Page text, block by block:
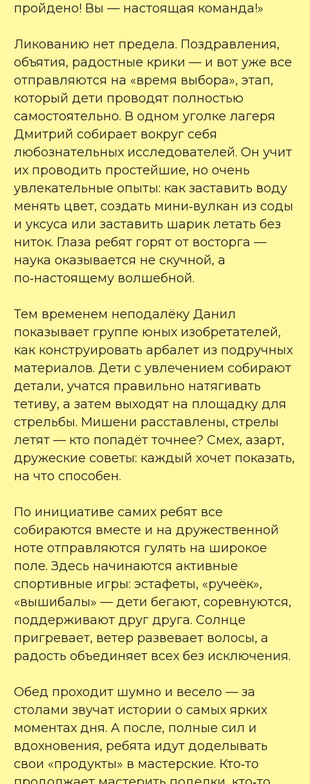
пройдено! Вы — настоящая команда!»
Ликованию нет предела. Поздравления,
объятия, радостные крики — и вот уже все
отправляются на «время выбора», этап,
который дети проводят полностью
самостоятельно. В одном уголке лагеря
Дмитрий собирает вокруг себя
любознательных исследователей. Он учит
их проводить простейшие, но очень
увлекательные опыты: как заставить воду
менять цвет, создать мини‑вулкан из соды
и уксуса или заставить шарик летать без
ниток. Глаза ребят горят от восторга —
наука оказывается не скучной, а
по‑настоящему волшебной.
Тем временем неподалёку Данил
показывает группе юных изобретателей,
как конструировать арбалет из подручных
материалов. Дети с увлечением собирают
детали, учатся правильно натягивать
тетиву, а затем выходят на площадку для
стрельбы. Мишени расставлены, стрелы
летят — кто попадёт точнее? Смех, азарт,
дружеские советы: каждый хочет показать,
на что способен.
По инициативе самих ребят все
собираются вместе и на дружественной
ноте отправляются гулять на широкое
поле. Здесь начинаются активные
спортивные игры: эстафеты, «ручеёк»,
«вышибалы» — дети бегают, соревнуются,
поддерживают друг друга. Солнце
пригревает, ветер развевает волосы, а
радость объединяет всех без исключения.
Обед проходит шумно и весело — за
столами звучат истории о самых ярких
моментах дня. А после, полные сил и
вдохновения, ребята идут доделывать
свои «продукты» в мастерские. Кто‑то